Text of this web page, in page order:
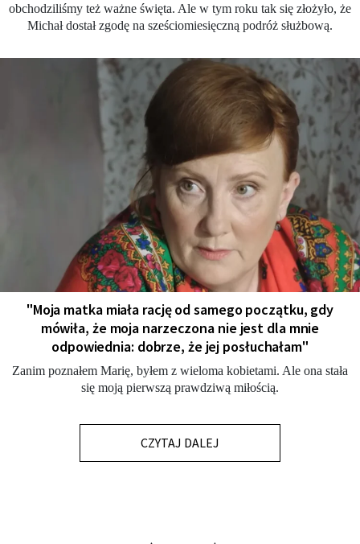
obchodziliśmy też ważne święta. Ale w tym roku tak się złożyło, że
Michał dostał zgodę na sześciomiesięczną podróż służbową.
"Moja matka miała rację od samego początku, gdy
mówiła, że moja narzeczona nie jest dla mnie
odpowiednia: dobrze, że jej posłuchałam"
Zanim poznałem Marię, byłem z wieloma kobietami. Ale ona stała
się moją pierwszą prawdziwą miłością.
CZYTAJ DALEJ